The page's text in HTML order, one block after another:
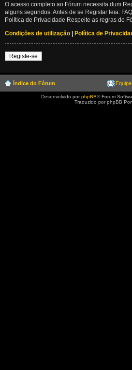
O acesso completo ao Fórum necessita dum
alguns segundos. Antes de se Registar leia:
Política de Privacidade Respeite as regras do
Condições de utilização | Política de
Registe-se
Índice do Fórum Equipa
Desenvolvido porphpBB® Forum
Traduzido por phpBB